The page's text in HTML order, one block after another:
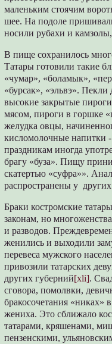
маленьким стоячим
шее. На подоле
носили рубахи и
В пище сохранилось
Татары готовили такие
«чумар», «боламык»,
«бурсак», «эльвэ».
высокие закрытые
мясом, пироги в горшке
желудка овцы,
кисломолочные напитки
праздникам иногда
брагу «буза». Пищу
скатертью «суфра»».
распространены у
Браки костромские
законам, но
и разводов.
женились и выходили
перевеса мужского
привозили татарских
других губерний[xli].
сговора, помолвки,
бракосочетания «никах»
жениха. Это сближало
татарами, кряшенами,
пензенскими,